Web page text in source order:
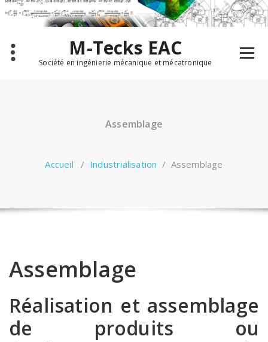
Aller
au
M-Tecks EAC
Société en ingénierie mécanique et mécatronique
Assemblage
Accueil / Industrialisation / Assemblage
Assemblage
Réalisation et assemblage
de produits ou